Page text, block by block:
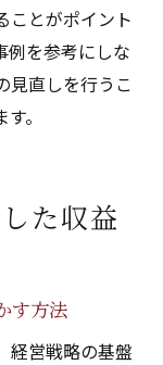
ことがポイント
例を参考にしな
見直しを行うこ
。
た収益
す方法
経営戦略の基盤